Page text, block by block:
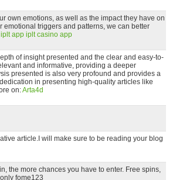
own emotions, as well as the impact they have on
triggers and patterns, we can better
iplt app iplt casino app
of insight presented and the clear and easy-to-
and informative, providing a deeper
presented is also very profound and provides a
in presenting high-quality articles like
on:Arta4d
article.I will make sure to be reading your blog
the more chances you have to enter. Free spins,
fome123